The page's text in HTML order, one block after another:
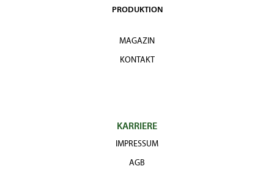
PRODUKTION
MAGAZIN
KONTAKT
KARRIERE
IMPRESSUM
AGB